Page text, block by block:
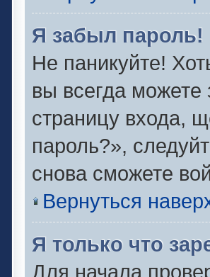
Я забыл пароль!
Не паникуйте!
вы всегда можете
страницу входа,
пароль?»,
снова сможете
Вернуться
Я только что
Для начала